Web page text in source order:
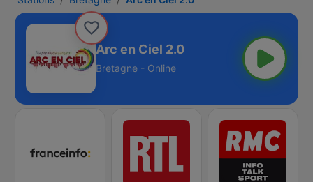
Arc en Ciel 2.0
Bretagne - Online